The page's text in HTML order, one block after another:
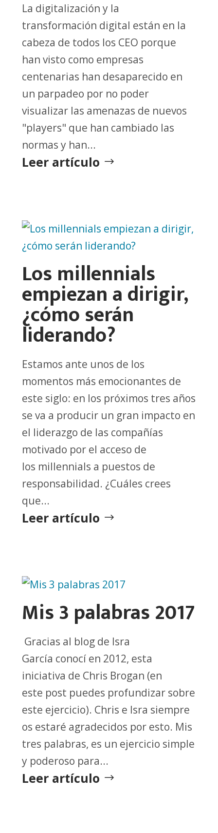
La digitalización y la
transformación digital están en la
cabeza de todos los CEO porque
han visto como empresas
centenarias han desaparecido en
un parpadeo por no poder
visualizar las amenazas de nuevos
"players" que han cambiado las
normas y han...
Leer artículo
Los millennials
empiezan a dirigir,
¿cómo serán
liderando?
Estamos ante unos de los
momentos más emocionantes de
este siglo: en los próximos tres años
se va a producir un gran impacto en
el liderazgo de las compañías
motivado por el acceso de
los millennials a puestos de
responsabilidad. ¿Cuáles crees
que...
Leer artículo
Mis 3 palabras 2017
Gracias al blog de Isra
García conocí en 2012, esta
iniciativa de Chris Brogan (en
este post puedes profundizar sobre
este ejercicio). Chris e Isra siempre
os estaré agradecidos por esto. Mis
tres palabras, es un ejercicio simple
y poderoso para...
Leer artículo